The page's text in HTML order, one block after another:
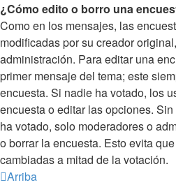
¿Cómo edito o borro una
Como en los mensajes, las
modificadas por su creador
administración. Para editar una
primer mensaje del tema; este
encuesta. Si nadie ha votado, los
encuesta o editar las opciones.
ha votado, solo moderadores o
o borrar la encuesta. Esto evita
cambiadas a mitad de la votación.
Arriba